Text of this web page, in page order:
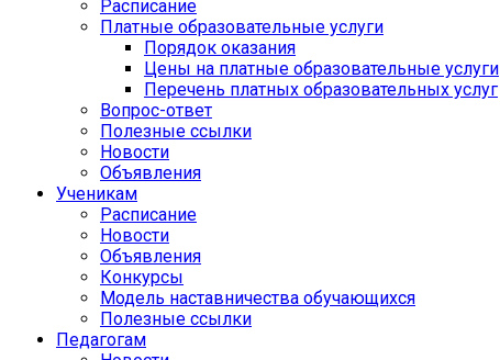
Расписание
Платные образовательные услуги
Порядок оказания
Цены на платные образовательные услуги
Перечень платных образовательных услуг
Вопрос-ответ
Полезные ссылки
Новости
Объявления
Ученикам
Расписание
Новости
Объявления
Конкурсы
Модель наставничества обучающихся
Полезные ссылки
Педагогам